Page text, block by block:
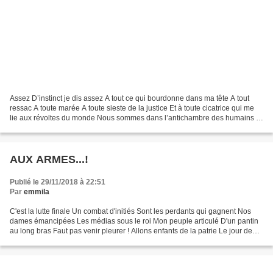
Assez D’instinct je dis assez A tout ce qui bourdonne dans ma tête A tout
ressac A toute marée A toute sieste de la justice Et à toute cicatrice qui me
lie aux révoltes du monde Nous sommes dans l’antichambre des humains Et
AUX ARMES...!
Publié le 29/11/2018 à 22:51
Par emmila
C'est la lutte finale Un combat d'initiés Sont les perdants qui gagnent Nos
dames émancipées Les médias sous le roi Mon peuple articulé D'un pantin
au long bras Faut pas venir pleurer ! Allons enfants de la patrie Le jour de